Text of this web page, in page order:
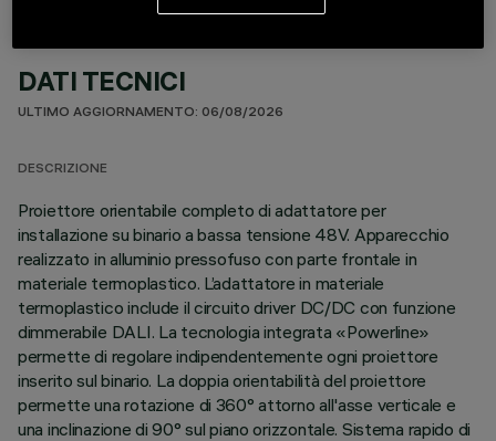
DATI TECNICI
ULTIMO AGGIORNAMENTO: 06/08/2026
DESCRIZIONE
Proiettore orientabile completo di adattatore per
installazione su binario a bassa tensione 48V. Apparecchio
realizzato in alluminio pressofuso con parte frontale in
materiale termoplastico. L’adattatore in materiale
termoplastico include il circuito driver DC/DC con funzione
dimmerabile DALI. La tecnologia integrata «Powerline»
permette di regolare indipendentemente ogni proiettore
inserito sul binario. La doppia orientabilità del proiettore
permette una rotazione di 360° attorno all'asse verticale e
una inclinazione di 90° sul piano orizzontale. Sistema rapido di